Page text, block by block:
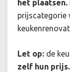
het plaatsen.
prijscategorie
Let op: de
zelf hun prijs.